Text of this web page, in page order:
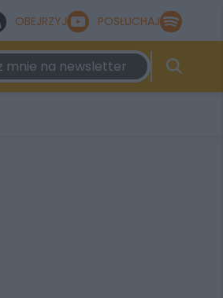
OBEJRZYJ POSŁUCHAJ
mnie na newsletter